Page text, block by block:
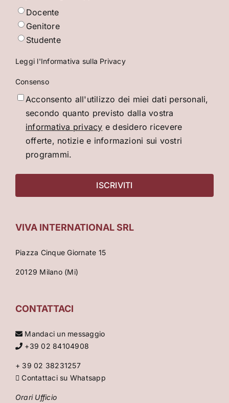
Docente
Genitore
Studente
Leggi l'Informativa sulla Privacy
Consenso
Acconsento all'utilizzo dei miei dati personali,
secondo quanto previsto dalla vostra
informativa privacy e desidero ricevere
offerte, notizie e informazioni sui vostri
programmi.
VIVA INTERNATIONAL SRL
Piazza Cinque Giornate 15
20129 Milano (Mi)
CONTATTACI
Mandaci un messaggio
+39 02 84104908
+ 39 02 38231257
Contattaci su Whatsapp
Orari Ufficio